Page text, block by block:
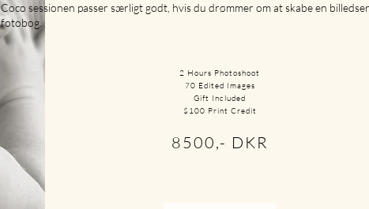
Coco sessionen passer særligt godt, hvis du drømmer om at skabe en
fotobog.
2 Hours Photoshoot
70 Edited Images
Gift Included
$100 Print Credit
8500,- DKR